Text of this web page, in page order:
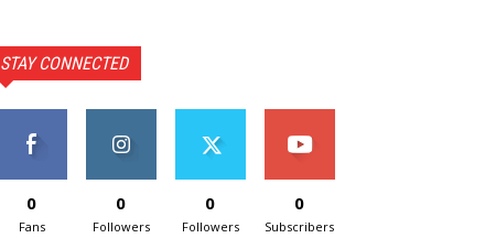
STAY CONNECTED
0
Fans
0
Followers
0
Followers
0
Subscribers